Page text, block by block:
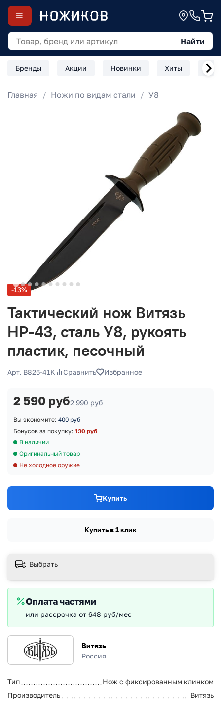
Найти
Бренды Акции Новинки Хиты
Главная Ножи по видам стали У8
-13%
Тактический нож Витязь
НР-43, сталь У8, рукоять
пластик, песочный
Арт. B826-41K Сравнить Избранное
Витязь
Россия
Тип
Нож с фиксированным клинком
Производитель
Витязь
2 590 руб2 990 руб
Вы экономите: 400 руб
Бонусов за покупку: 130 руб
В наличии
Оригинальный товар
Не холодное оружие
Купить
Купить в 1 клик
Выбрать
Оплата частями
или рассрочка от 648 руб/мес